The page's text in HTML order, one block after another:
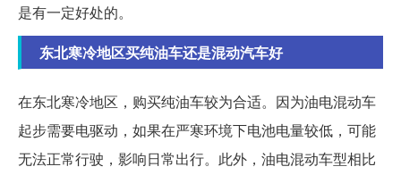
是有一定好处的。
东北寒冷地区买纯油车还是混动汽车好
在东北寒冷地区，购买纯油车较为合适。因为油电混动车
起步需要电驱动，如果在严寒环境下电池电量较低，可能
无法正常行驶，影响日常出行。此外，油电混动车型相比